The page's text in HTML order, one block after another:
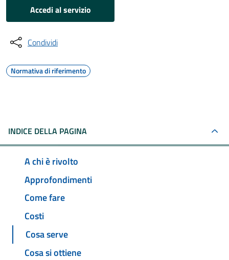
Accedi al servizio
Condividi
Normativa di riferimento
INDICE DELLA PAGINA
A chi è rivolto
Approfondimenti
Come fare
Costi
Cosa serve
Cosa si ottiene